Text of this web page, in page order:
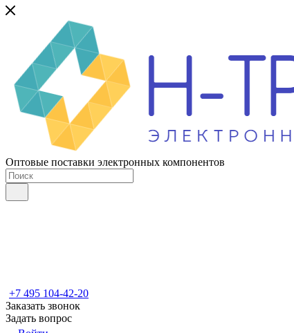
Оптовые поставки электронных компонентов
+7 495 104-42-20
Заказать звонок
Задать вопрос